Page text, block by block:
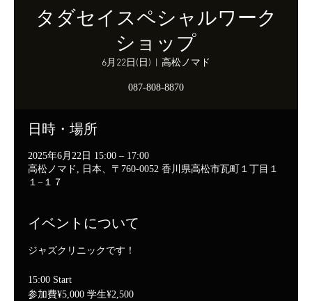
タダセイスペシャルワーク
ショップ
6月22日(日) 高松ノマド
087-808-8870
日時・場所
2025年6月22日 15:00 – 17:00
高松ノマド, 日本、〒760-0052 香川県高松市瓦町１丁目１
１−１７
イベントについて
ジャズクリニックです！
15:00 Start
参加費¥5,000 学生¥2,500